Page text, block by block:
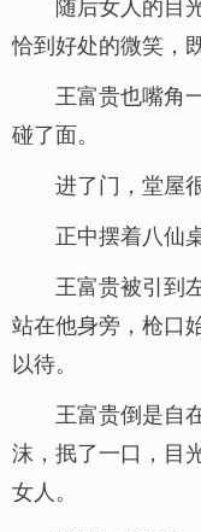
恰到好处的微笑，
王富贵也嘴角
碰了面。
进了门，堂屋很
正中摆着八仙
王富贵被引到
站在他身旁，枪口
以待。
王富贵倒是自
沫，抿了一口，目
女人。